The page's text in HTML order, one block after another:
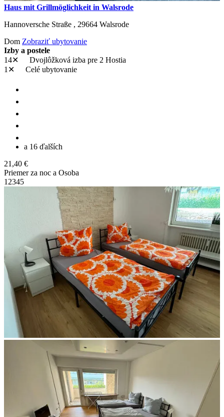
Haus mit Grillmöglichkeit in Walsrode
Hannoversche Straße , 29664 Walsrode
Dom Zobraziť ubytovanie
Izby a postele
14✕
Dvojlôžková izba pre 2 Hostia
1✕
Celé ubytovanie
a 16 ďalších
21,40 €
Priemer za noc a Osoba
1 2345